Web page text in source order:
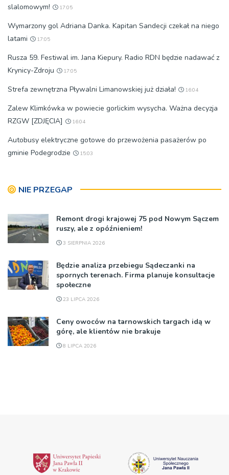
slalomowym!
17:05
Wymarzony gol Adriana Danka. Kapitan Sandecji czekał na niego
latami
17:05
Rusza 59. Festiwal im. Jana Kiepury. Radio RDN będzie nadawać z
Krynicy-Zdroju
17:05
Strefa zewnętrzna Pływalni Limanowskiej już działa! 16:04
Zalew Klimkówka w powiecie gorlickim wysycha. Ważna decyzja
RZGW [ZDJĘCIA]
16:04
Autobusy elektryczne gotowe do przewożenia pasażerów po
gminie Podegrodzie
15:03
NIE PRZEGAP
Remont drogi krajowej 75 pod Nowym Sączem
ruszy, ale z opóźnieniem!
3 SIERPNIA 2026
Będzie analiza przebiegu Sądeczanki na
spornych terenach. Firma planuje konsultacje
społeczne
23 LIPCA 2026
Ceny owoców na tarnowskich targach idą w
górę, ale klientów nie brakuje
8 LIPCA 2026